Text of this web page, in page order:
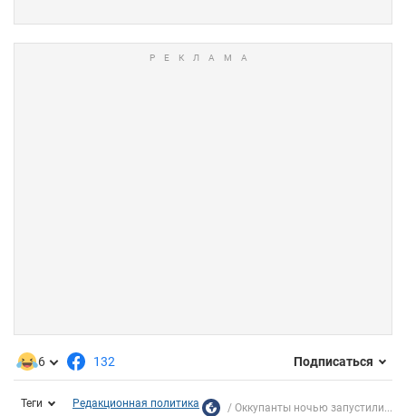
6 132 Подписаться
Теги Редакционная политика Оккупанты ночью запустили...